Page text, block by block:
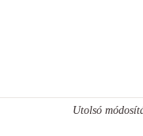
Utolsó